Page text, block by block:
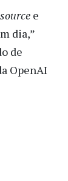
e
dia,”
de
OpenAI